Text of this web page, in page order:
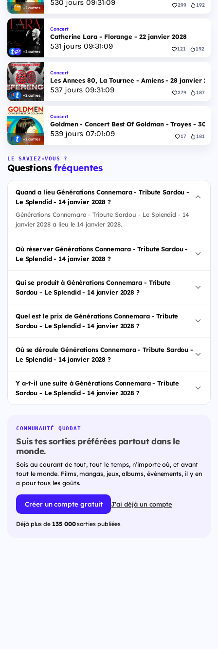
+2 autres
530 jours 09:31:08 299 192
+2 autres
Concert
Catherine Lara - Florange - 22 janvier 2028
531 jours 09:31:08 121 192
+2 autres
Concert
Les Annees 80, La Tournee - Amiens - 28 janvier
537jours 09:31:08 279 187
+2 autres
Concert
Goldmen - Concert Best Of Goldman - Troyes - 30
539jours 07:01:08 17 181
LE SAVIEZ-VOUS ?
Questionsfréquentes
Quand a lieu Générations Connemara - Tribute Sardou -
Le Splendid - 14 janvier 2028 ?
Générations Connemara - Tribute Sardou - Le Splendid - 14
janvier 2028 a lieu le 14 janvier 2028.
Où réserver Générations Connemara - Tribute Sardou -
Le Splendid - 14 janvier 2028 ?
Qui se produit à Générations Connemara - Tribute
Sardou - Le Splendid - 14 janvier 2028 ?
Quel est le prix de Générations Connemara - Tribute
Sardou - Le Splendid - 14 janvier 2028 ?
Où se déroule Générations Connemara - Tribute Sardou -
Le Splendid - 14 janvier 2028 ?
Y a-t-il une suite à Générations Connemara - Tribute
Sardou - Le Splendid - 14 janvier 2028 ?
COMMUNAUTÉ QUODAT
Suis tes sorties préférées partout dans le
monde.
Sois au courant de tout, tout le temps, n'importe où, et avant
tout le monde. Films, mangas, jeux, albums, événements, il y en
a pour tous les goûts.
Créer un compte gratuit J'ai déjà un compte
Déjà plus de 135 000sorties publiées